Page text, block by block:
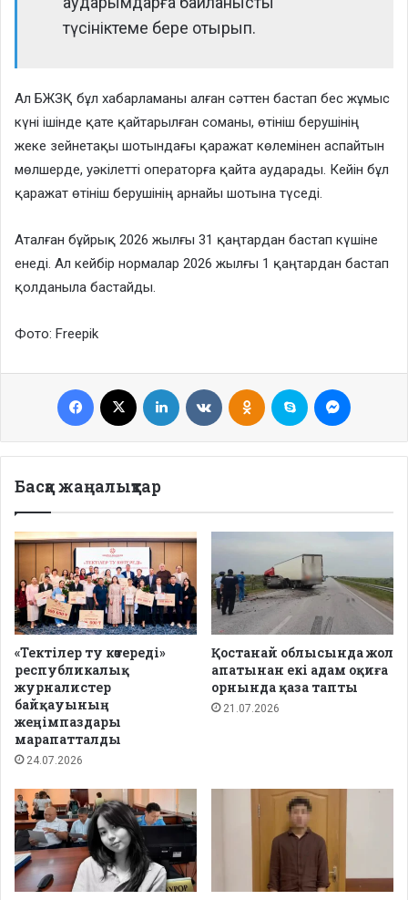
түсініктеме бере отырып.
Ал БЖЗҚ бұл хабарламаны алған сәттен бастап бес жұмыс
күні ішінде қате қайтарылған соманы, өтініш берушінің
жеке зейнетақы шотындағы қаражат көлемінен аспайтын
мөлшерде, уәкілетті операторға қайта аударады. Кейін бұл
қаражат өтініш берушінің арнайы шотына түседі.
Аталған бұйрық 2026 жылғы 31 қаңтардан бастап күшіне
енеді. Ал кейбір нормалар 2026 жылғы 1 қаңтардан бастап
қолданыла бастайды.
Фото: Freepik
Facebook LinkedIn VKontakteOdnoklassniki
Skype
Басқа жаңалықтар
«Тектілер ту көтереді»
республикалық
журналистер
байқауының
жеңімпаздары
марапатталды
24.07.2026
Қостанай облысында жол
апатынан екі адам оқиға
орнында қаза тапты
21.07.2026